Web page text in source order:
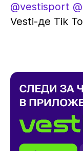
@vestisport
Vesti-де Tik